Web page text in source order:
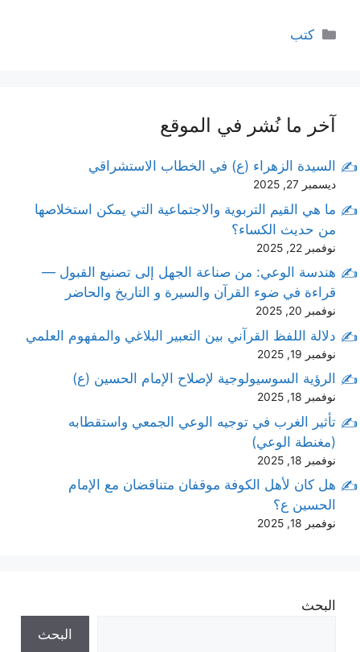
التصنيفات
كتب
آخر ما نُشر في الموقع
السيدة الزهراء (ع) في الخطاب الاستشراقي
ديسمبر 27, 2025
ما هي القيم التربوية والاجتماعية التي يمكن استخلاصها
من حديث الكساء؟
نوفمبر 22, 2025
هندسة الوعي: من صناعة الجهل إلى تصنيع القبول —
قراءة في ضوء القرآن والسيرة و التاريخ والحاضر
نوفمبر 20, 2025
دلالة اللفظ القرآني بين التعبير البلاغي والمفهوم العلمي
نوفمبر 19, 2025
الرؤية السوسيولوجية لإصلاح الإمام الحسين (ع)
نوفمبر 18, 2025
تأثير الغرب في توجيه الوعي الجمعي واستقطابه
(مغنطة الوعي)
نوفمبر 18, 2025
هل كان لأهل الكوفة موقفان متناقضان مع الإمام
الحسين ع؟
نوفمبر 18, 2025
البحث
البحث